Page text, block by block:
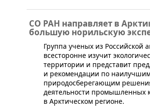
СО РАН направляет в
большую норильскую
​​Группа ученых из Российской
всесторонне изучит
территории и представит
и рекомендации по
природосберегающим
деятельности промышленных
в Арктическом регионе.